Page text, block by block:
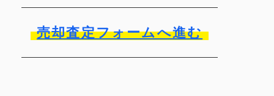
売却査定フォームへ進む